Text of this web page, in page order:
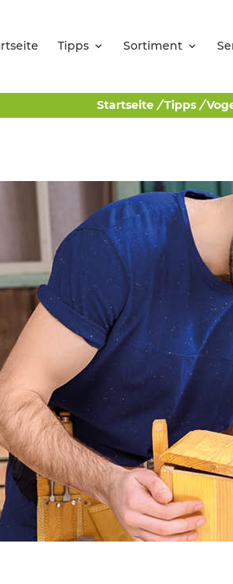
Tipps Sortiment
Startseite / Tipps /